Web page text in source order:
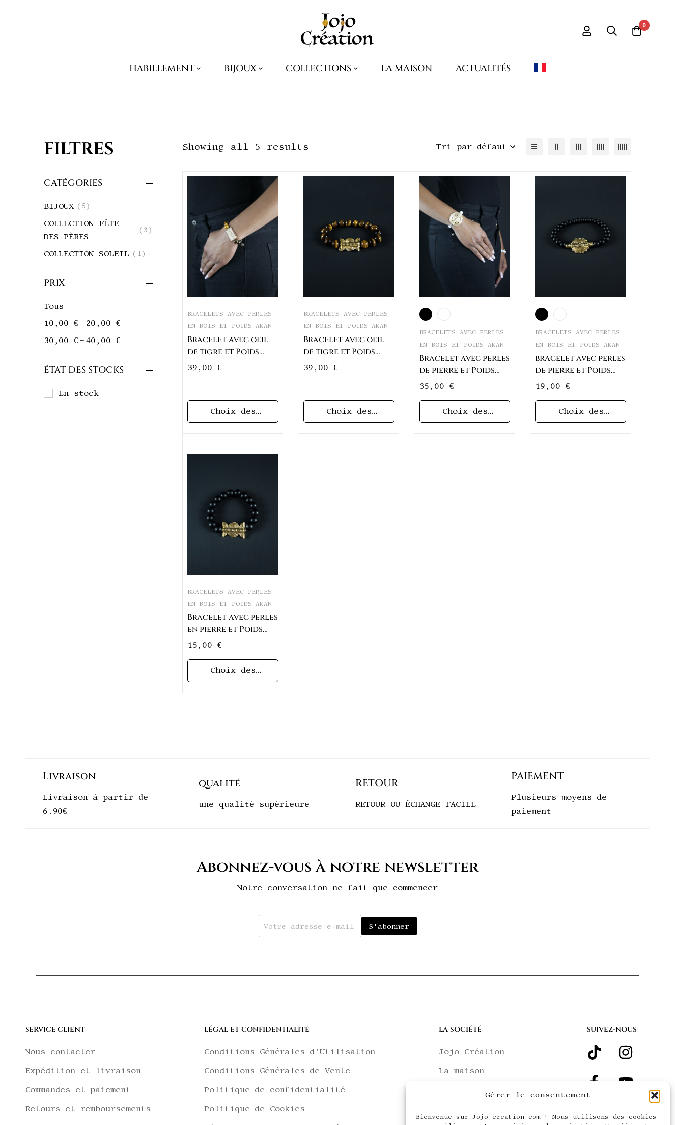
Gérer le consentement
Bienvenue sur Jojo-creation.com ! Nous utilisons des cookies
0
HABILLEMENT BIJOUX COLLECTIONS LA MAISON ACTUALITÉS
FILTRES
CATÉGORIES
BIJOUX (5)
COLLECTION FÊTE
DES PÈRES
(3)
COLLECTION SOLEIL (1)
PRIX
Tous
10,00 € – 20,00 €
30,00 € – 40,00 €
ÉTAT DES STOCKS
En stock
Showing all 5 results Tri par défaut
BRACELETS AVEC PERLES
EN BOIS ET POIDS AKAN
Bracelet avec oeil
de tigre et Poids
Akan Lame de rasoir
39,00 €
Choix des
BRACELETS AVEC PERLES
EN BOIS ET POIDS AKAN
Bracelet avec oeil
de tigre et Poids
Akan Tam-tam
39,00 €
Choix des
BRACELETS AVEC PERLES
EN BOIS ET POIDS AKAN
Bracelet avec perles
de pierre et Poids
Akan Grand Soleil
35,00 €
Choix des
BRACELETS AVEC PERLES
EN BOIS ET POIDS AKAN
bracelet avec perles
de pierre et Poids
Akan Soleil
19,00 €
Choix des
BRACELETS AVEC PERLES
EN BOIS ET POIDS AKAN
Bracelet avec perles
en pierre et Poids
Akan Tam-tam
15,00 €
Choix des
Livraison
Livraison à partir de
6.90€
qualité
une qualité supérieure
RETOUR
RETOUR OU ÉCHANGE FACILE
PAIEMENT
Plusieurs moyens de
paiement
Abonnez-vous à notre newsletter
Notre conversation ne fait que commencer
E
a
S'abonner
SERVICE CLIENT
Nous contacter
Expédition et livraison
Commandes et paiement
Retours et remboursements
LÉGAL ET CONFIDENTIALITÉ
Conditions Générales d’Utilisation
Conditions Générales de Vente
Politique de confidentialité
Politique de Cookies
LA SOCIÉTÉ
Jojo Création
La maison
SUIVEZ-NOUS